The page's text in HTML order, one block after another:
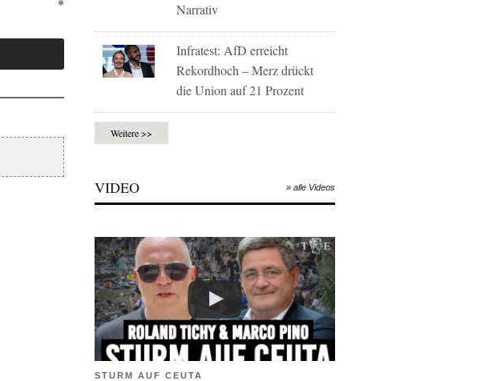
Narrativ
Infratest: AfD erreicht
Rekordhoch – Merz drückt
die Union auf 21 Prozent
Weitere >>
VIDEO » alle Videos
STURM AUF CEUTA